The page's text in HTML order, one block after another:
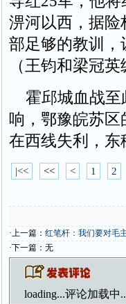
淠河以西，据险
部足够的教训，
（王钧和梁冠
霍邱城血战至
响，鄂豫皖苏
在西线失利，东
|<< << < 1 2
·上一篇： 红笔杆：我们要对毛
·下一篇：无
loading...评论加载中